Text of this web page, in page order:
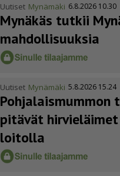
Uutiset Mynämäki 6.8.2026 10.30
Mynäkäs tutkii
mahdol­li­suuksia
Uutiset Mynämäki 5.8.2026 15.24
Pohja­lais­mummon
pitävät hirvieläimet
loitolla